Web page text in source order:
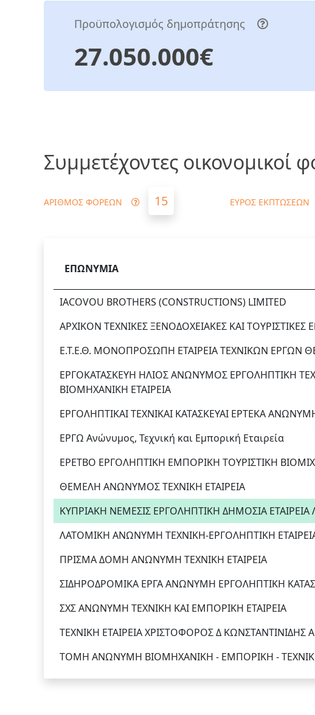
Προϋπολογισμός δημοπράτησης
27.050.000€
Συμμετέχοντες οικονομικοί
ΑΡΙΘΜΟΣ ΦΟΡΕΩΝ 15 ΕΥΡΟΣ ΕΚΠΤΩΣΕΩΝ
ΕΠΩΝΥΜΙΑ
IACOVOU BROTHERS (CONSTRUCTIONS) LIMITED
ΑΡΧΙΚΟΝ ΤΕΧΝΙΚΕΣ ΞΕΝΟΔΟΧΕΙΑΚΕΣ ΚΑΙ ΤΟΥΡΙΣΤΙΚΕΣ
Ε.Τ.Ε.Θ. ΜΟΝΟΠΡΟΣΩΠΗ ΕΤΑΙΡΕΙΑ ΤΕΧΝΙΚΩΝ ΕΡΓΩΝ
ΕΡΓΟΚΑΤΑΣΚΕΥΗ ΗΛΙΟΣ ΑΝΩΝΥΜΟΣ ΕΡΓΟΛΗΠΤΙΚΗ
ΒΙΟΜΗΧΑΝΙΚΗ ΕΤΑΙΡΕΙΑ
ΕΡΓΟΛΗΠΤΙΚΑΙ ΤΕΧΝΙΚΑΙ ΚΑΤΑΣΚΕΥΑΙ ΕΡΤΕΚΑ
ΕΡΓΩ Ανώνυμος, Τεχνική και Εμπορική Εταιρεία
ΕΡΕΤΒΟ ΕΡΓΟΛΗΠΤΙΚΗ ΕΜΠΟΡΙΚΗ ΤΟΥΡΙΣΤΙΚΗ
ΘΕΜΕΛΗ ΑΝΩΝΥΜΟΣ ΤΕΧΝΙΚΗ ΕΤΑΙΡΕΙΑ
ΚΥΠΡΙΑΚΗ ΝΕΜΕΣΙΣ ΕΡΓΟΛΗΠΤΙΚΗ ΔΗΜΟΣΙΑ ΕΤΑΙΡΕΙΑ
ΛΑΤΟΜΙΚΗ ΑΝΩΝΥΜΗ ΤΕΧΝΙΚΗ-ΕΡΓΟΛΗΠΤΙΚΗ
ΠΡΙΣΜΑ ΔΟΜΗ ΑΝΩΝΥΜΗ ΤΕΧΝΙΚΗ ΕΤΑΙΡΕΙΑ
ΣΙΔΗΡΟΔΡΟΜΙΚΑ ΕΡΓΑ ΑΝΩΝΥΜΗ ΕΡΓΟΛΗΠΤΙΚΗ
ΣΧΣ ΑΝΩΝΥΜΗ ΤΕΧΝΙΚΗ ΚΑΙ ΕΜΠΟΡΙΚΗ ΕΤΑΙΡΕΙΑ
ΤΕΧΝΙΚΗ ΕΤΑΙΡΕΙΑ ΧΡΙΣΤΟΦΟΡΟΣ Δ ΚΩΝΣΤΑΝΤΙΝΙΔΗΣ
ΤΟΜΗ ΑΝΩΝΥΜΗ ΒΙΟΜΗΧΑΝΙΚΗ - ΕΜΠΟΡΙΚΗ -